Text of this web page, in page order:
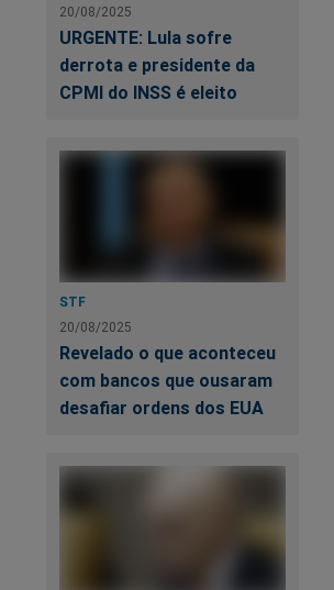
20/08/2025
URGENTE: Lula sofre
derrota e presidente da
CPMI do INSS é eleito
STF
20/08/2025
Revelado o que aconteceu
com bancos que ousaram
desafiar ordens dos EUA